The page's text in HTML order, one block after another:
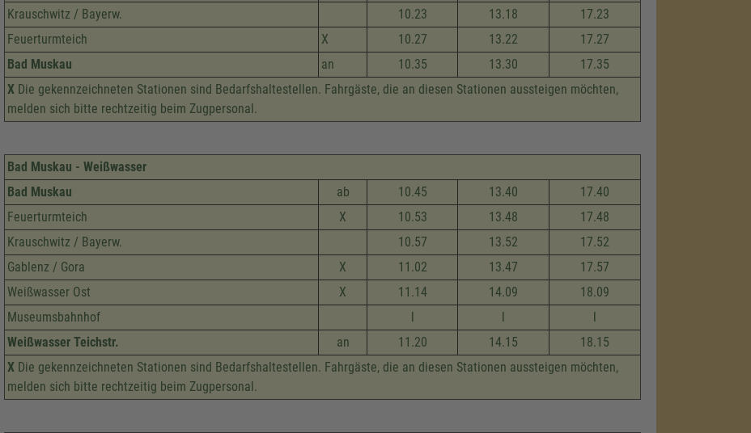
Krauschwitz / Bayerw.
10.23 13.18
17.23
Feuerturmteich
X 10.27 13.22
17.27
Bad Muskau
an 10.35 13.30
17.35
X Die gekennzeichneten Stationen sind Bedarfshaltestellen. Fahrgäste, die an diesen Stationen aussteigen möchten,
melden sich bitte rechtzeitig beim Zugpersonal.
Bad Muskau - Weißwasser
Bad Muskau
ab 10.45 13.40
17.40
Feuerturmteich
X 10.53 13.48
17.48
Krauschwitz / Bayerw.
10.57 13.52
17.52
Gablenz / Gora
X 11.02 13.47
17.57
Weißwasser Ost
X 11.14 14.09
18.09
Museumsbahnhof
l l
l
Weißwasser Teichstr.
an 11.20 14.15
18.15
X Die gekennzeichneten Stationen sind Bedarfshaltestellen. Fahrgäste, die an diesen Stationen aussteigen möchten,
melden sich bitte rechtzeitig beim Zugpersonal.